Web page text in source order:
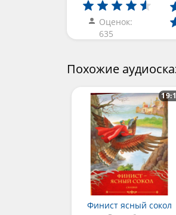
Оценок:
635
Похожие
Финист ясный сокол